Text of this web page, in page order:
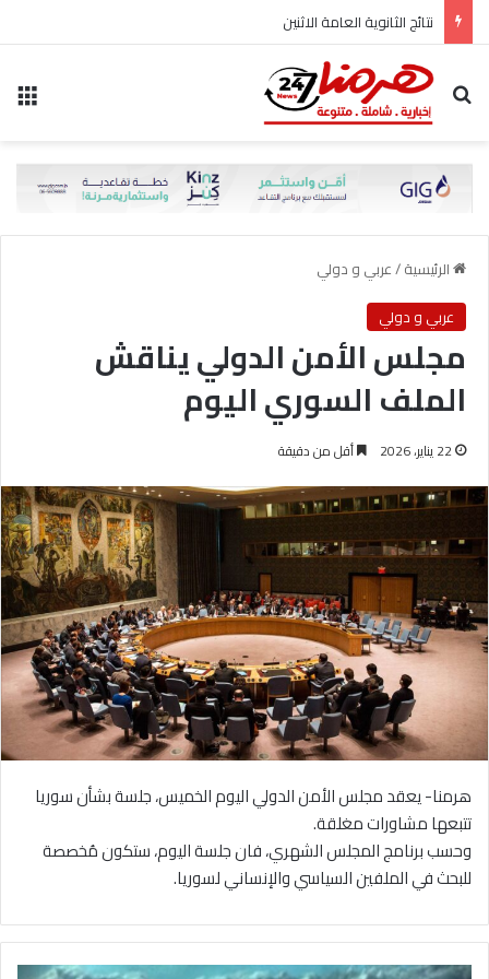
نتائج الثانوية العامة الاثنين
بحث عن
الرئيسية/عربي و دولي
عربي و دولي
مجلس الأمن الدولي يناقش
الملف السوري اليوم
22 يناير، 2026 أقل من دقيقة
هرمنا- يعقد مجلس الأمن الدولي اليوم الخميس، جلسة بشأن سوريا
تتبعها مشاورات مغلقة.
وحسب برنامج المجلس الشهري، فان جلسة اليوم، ستكون مُخصصة
للبحث في الملفين السياسي والإنساني لسوريا.